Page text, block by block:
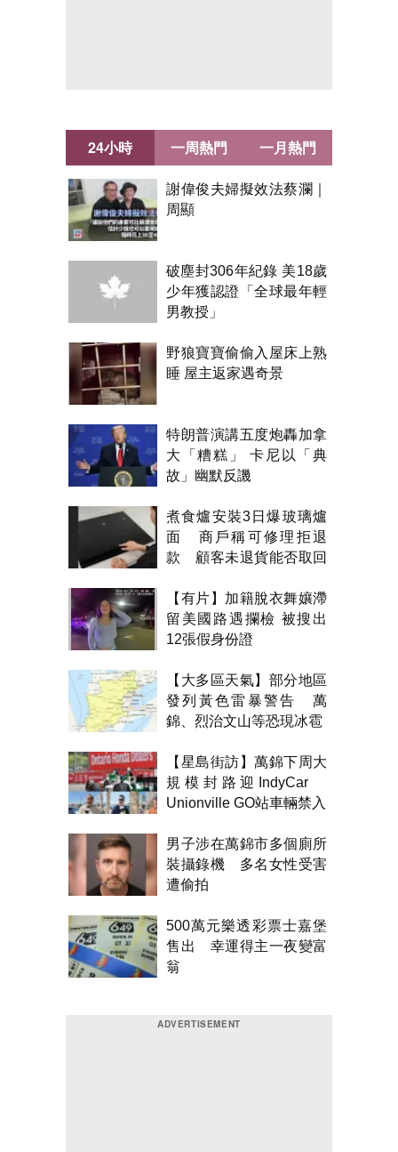
24小時
謝偉俊夫婦擬效法蔡瀾｜
周顯
破塵封306年紀錄 美18歲
少年獲認證「全球最年輕
男教授」
野狼寶寶偷偷入屋床上熟
睡 屋主返家遇奇景
特朗普演講五度炮轟加拿
大「糟糕」 卡尼以「典
故」幽默反譏
煮食爐安裝3日爆玻璃爐
面 商戶稱可修理拒退
款 顧客未退貨能否取回
【有片】加籍脫衣舞孃滯
留美國路遇攔檢 被搜出
12張假身份證
【大多區天氣】部分地區
發列黃色雷暴警告 萬
錦、烈治文山等恐現冰雹
【星島街訪】萬錦下周大
規模封路迎IndyCar
Unionville GO站車輛禁入
男子涉在萬錦市多個廁所
裝攝錄機 多名女性受害
遭偷拍
500萬元樂透彩票士嘉堡
售出 幸運得主一夜變富
翁
一周熱門 一月熱門